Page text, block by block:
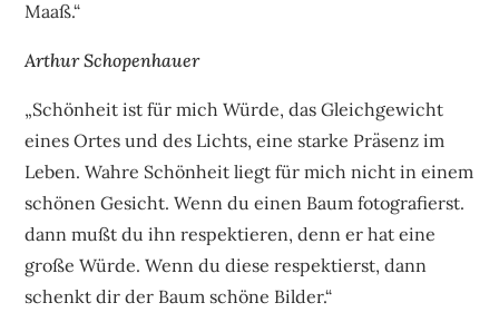
Maaß.“
Arthur Schopenhauer
„Schönheit ist für mich Würde, das Gleichgewicht
eines Ortes und des Lichts, eine starke Präsenz im
Leben. Wahre Schönheit liegt für mich nicht in einem
schönen Gesicht. Wenn du einen Baum fotografierst.
dann mußt du ihn respektieren, denn er hat eine
große Würde. Wenn du diese respektierst, dann
schenkt dir der Baum schöne Bilder.“